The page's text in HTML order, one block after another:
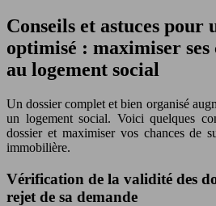
Conseils et astuces pour
optimisé : maximiser ses
au logement social
Un dossier complet et bien organisé
un logement social. Voici quelques
dossier et maximiser vos chances de
immobilière.
Vérification de la validité des
rejet de sa demande